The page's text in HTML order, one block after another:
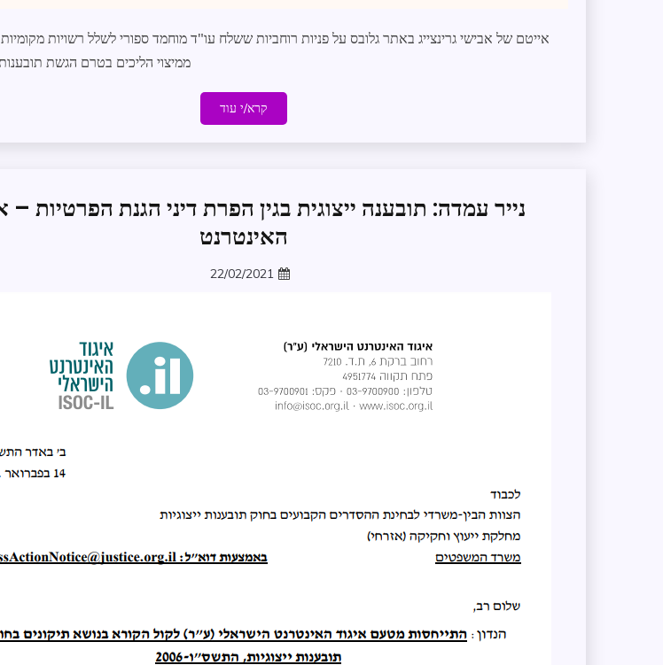
אייטם של אבישי גרינצייג באתר גלובס על פניות רוחביות ששלח עו"ד מוחמד ספורי לשלל רשויות
ממיצוי הליכים בטרם הגשת תובענות
קרא/י עוד
מדיניות
וקשרי
ממשל
משפט
נייר עמדה: תובענה ייצוגית בגין הפרת דיני הגנת הפרטיות –
האינטרנט
22/02/2021